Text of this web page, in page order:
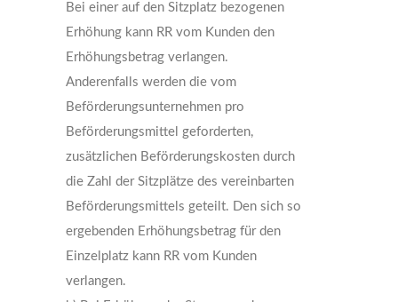
Bei einer auf den Sitzplatz bezogenen
Erhöhung kann RR vom Kunden den
Erhöhungsbetrag verlangen.
Anderenfalls werden die vom
Beförderungsunternehmen pro
Beförderungsmittel geforderten,
zusätzlichen Beförderungskosten durch
die Zahl der Sitzplätze des vereinbarten
Beförderungsmittels geteilt. Den sich so
ergebenden Erhöhungsbetrag für den
Einzelplatz kann RR vom Kunden
verlangen.